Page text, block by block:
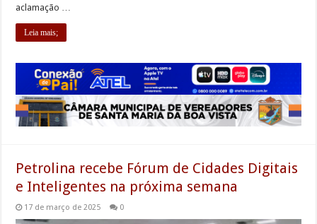
aclamação …
Leia mais;
Petrolina recebe Fórum de Cidades Digitais
e Inteligentes na próxima semana
17 de março de 2025 0